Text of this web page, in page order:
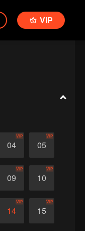
VIP
04
VIP
05
VIP
09
VIP
10
VIP
14
VIP
15
VIP